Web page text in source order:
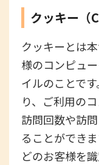
クッキー（
クッキーとは
様のコンピュ
イルのことで
り、ご利用の
訪問回数や訪
ることができ
どのお客様を